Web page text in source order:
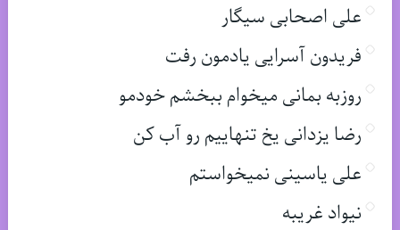
علی اصحابی سیگار
فریدون آسرایی یادمون رفت
روزبه بمانی میخوام ببخشم خودمو
رضا یزدانی یخ تنهاییم رو آب کن
علی یاسینی نمیخواستم
نیواد غریبه